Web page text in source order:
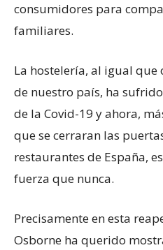
consumidores para
familiares.
La hostelería, al igual que
de nuestro país, ha
de la Covid-19 y ahora,
que se cerraran las
restaurantes de España,
fuerza que nunca.
Precisamente en esta
Osborne ha querido